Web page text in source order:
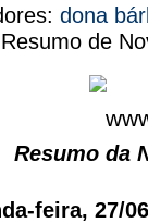
dona
Resumo de
Resumo da
feira, 27/